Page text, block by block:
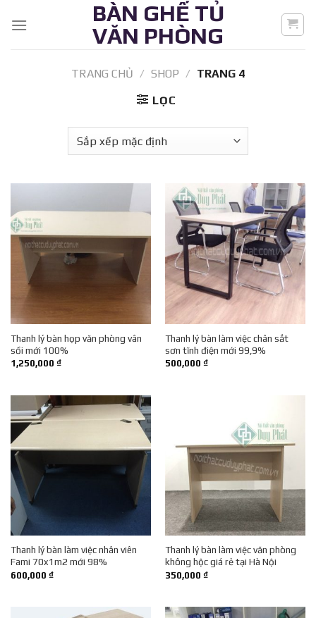
BÀN GHẾ TỦ
VĂN PHÒNG
TRANG CHỦ / SHOP / TRANG 4
LỌC
Thanh lý bàn họp văn phòng vân
sồi mới 100%
1,250,000 ₫
Thanh lý bàn làm việc chân sắt
sơn tĩnh điện mới 99,9%
500,000 ₫
Thanh lý bàn làm việc nhân viên
Fami 70x1m2 mới 98%
600,000 ₫
Thanh lý bàn làm việc văn phòng
không hộc giá rẻ tại Hà Nội
350,000 ₫